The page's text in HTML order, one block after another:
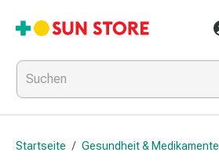
Gesundheit
&
Medikamente
Erkältung
&
Grippe
&
Startseite / Gesundheit & Medikamente